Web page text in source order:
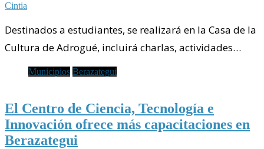
Cintia
Destinados a estudiantes, se realizará en la Casa de la
Cultura de Adrogué, incluirá charlas, actividades…
Municipios Berazategui
El Centro de Ciencia, Tecnología e
Innovación ofrece más capacitaciones en
Berazategui